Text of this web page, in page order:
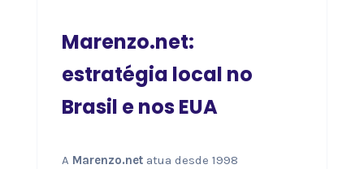
Marenzo.net:
estratégia local no
Brasil e nos EUA
A Marenzo.netatua desde 1998